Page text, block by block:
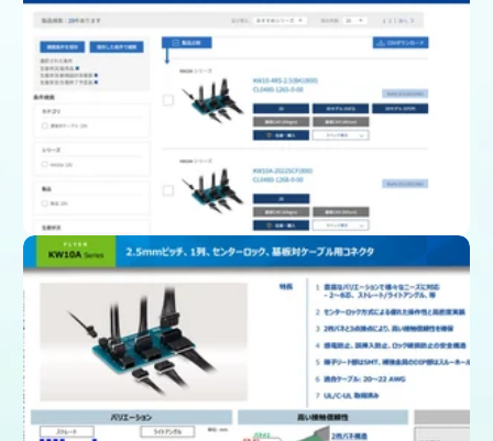
製品一覧ページ
(スペック、図面、3D CAD)
カタログをダウンロード